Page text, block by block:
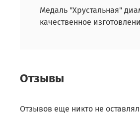
Медаль "Хрустальная"
качественное
Отзывы
Отзывов еще никто не оставлял